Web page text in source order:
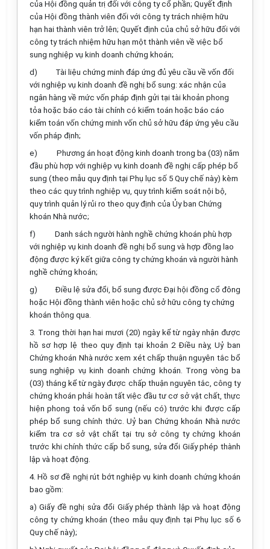
của Hội đồng quản trị đối với công ty cổ phần; Quyết định
của Hội đồng thành viên đối với công ty trách nhiệm hữu
hạn hai thành viên trở lên; Quyết định của chủ sở hữu đối với
công ty trách nhiệm hữu hạn một thành viên về việc bổ
sung nghiệp vụ kinh doanh chứng khoán;
d)
Tài liệu chứng minh đáp ứng đủ yêu cầu về vốn đối
với nghiệp vụ kinh doanh đề nghị bổ sung: xác nhận của
ngân hàng về mức vốn pháp định gửi tại tài khoản phong
tỏa hoặc báo cáo tài chính có kiểm toán hoặc báo cáo
kiểm toán vốn chứng minh vốn chủ sở hữu đáp ứng yêu cầu
vốn pháp định;
e)
Phương án hoạt động kinh doanh trong ba (03) năm
đầu phù hợp với nghiệp vụ kinh doanh đề nghị cấp phép bổ
sung (theo mẫu quy định tại Phụ lục số 5 Quy chế này) kèm
theo các quy trình nghiệp vụ, quy trình kiểm soát nội bộ,
quy trình quản lý rủi ro theo quy định của Ủy ban Chứng
khoán Nhà nước;
f)
Danh sách người hành nghề chứng khoán phù hợp
với nghiệp vụ kinh doanh đề nghị bổ sung và hợp đồng lao
động được ký kết giữa công ty chứng khoán và người hành
nghề chứng khoán;
g)
Điều lệ sửa đổi, bổ sung được Đại hội đồng cổ đông
hoặc Hội đồng thành viên hoặc chủ sở hữu công ty chứng
khoán thông qua.
3. Trong thời hạn hai mươi (20) ngày kể từ ngày nhận được
hồ sơ hợp lệ theo quy định tại khoản 2 Điều này, Uỷ ban
Chứng khoán Nhà nước xem xét chấp thuận nguyên tắc bổ
sung nghiệp vụ kinh doanh chứng khoán. Trong vòng ba
(03) tháng kể từ ngày được chấp thuận nguyên tắc, công ty
chứng khoán phải hoàn tất việc đầu tư cơ sở vật chất, thực
hiện phong toả vốn bổ sung (nếu có) trước khi được cấp
phép bổ sung chính thức. Uỷ ban Chứng khoán Nhà nước
kiểm tra cơ sở vật chất tại trụ sở công ty chứng khoán
trước khi chính thức cấp bổ sung, sửa đổi Giấy phép thành
lập và hoạt động.
4. Hồ sơ đề nghị rút bớt nghiệp vụ kinh doanh chứng khoán
bao gồm:
a) Giấy đề nghị sửa đổi Giấy phép thành lập và hoạt động
công ty chứng khoán (theo mẫu quy định tại Phụ lục số 6
Quy chế này);